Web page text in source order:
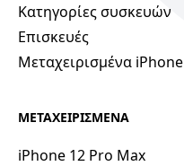
Κατηγορίες συσκευών
Επισκευές
Μεταχειρισμένα iPhone
ΜΕΤΑΧΕΙΡΙΣΜΕΝΑ
iPhone 12 Pro Max